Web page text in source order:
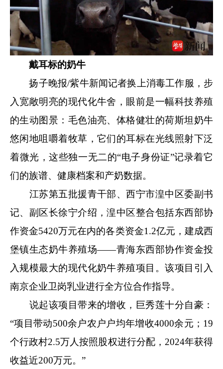
戴耳标的奶牛
扬子晚报/紫牛新闻记者换上消毒工作服，步
入宽敞明亮的现代化牛舍，眼前是一幅科技养殖
的生动图景：毛色油亮、体格健壮的荷斯坦奶牛
悠闲地咀嚼着牧草，它们的耳标在光线照射下泛
着微光，这些独一无二的“电子身份证”记录着它
们的族谱、健康档案和产奶数据。
江苏第五批援青干部、西宁市湟中区委副书
记、副区长徐宁介绍，湟中区整合包括东西部协
作资金5420万元在内的各类资金1.2亿元，建成西
堡镇生态奶牛养殖场——青海东西部协作资金投
入规模最大的现代化奶牛养殖项目。该项目引入
南京企业卫岗乳业进行全方位合作指导。
说起该项目带来的增收，巨秀莲十分自豪：
“项目带动500余户农户户均年增收4000余元；19
个行政村2.5万人按照股权进行分配，2024年获得
收益近200万元。”